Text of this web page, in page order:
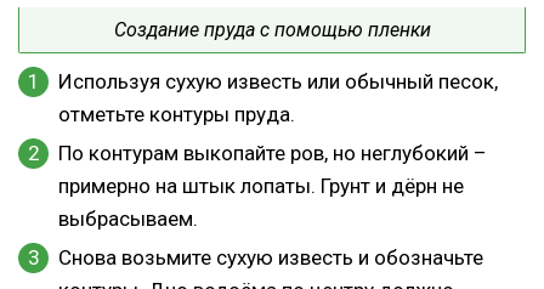
Создание пруда с помощью пленки
Используя сухую известь или обычный песок,
отметьте контуры пруда.
По контурам выкопайте ров, но неглубокий –
примерно на штык лопаты. Грунт и дёрн не
выбрасываем.
Снова возьмите сухую известь и обозначьте